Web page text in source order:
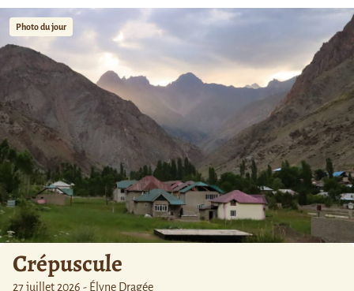
Photo du jour
Crépuscule
27 juillet 2026 - Élyne Dragée